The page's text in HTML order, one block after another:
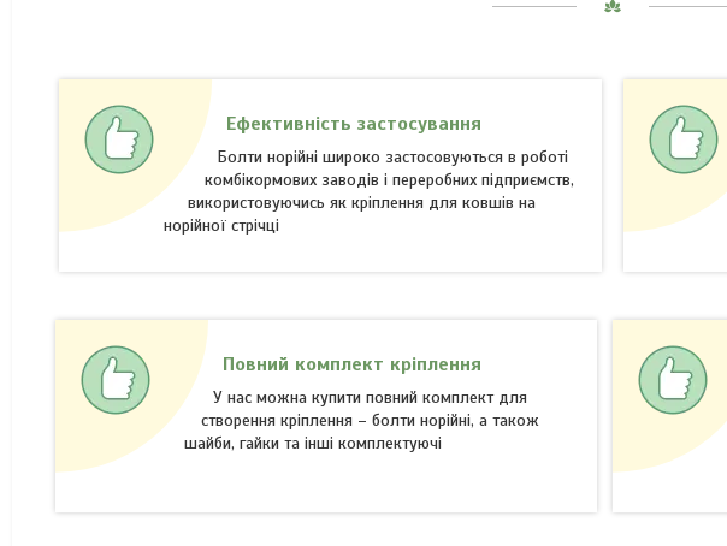
Ефективність застосування
Болти норійні широко застосовуються в роботі
комбікормових заводів і переробних підприємств,
використовуючись як кріплення для ковшів на
норійної стрічці
Повний комплект кріплення
У нас можна купити повний комплект для
створення кріплення – болти норійні, а також
шайби, гайки та інші комплектуючі